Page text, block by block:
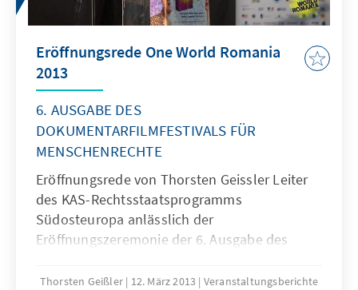
Eröffnungsrede One World Romania
2013
6. AUSGABE DES
DOKUMENTARFILMFESTIVALS FÜR
MENSCHENRECHTE
Eröffnungsrede von Thorsten Geissler Leiter
des KAS-Rechtsstaatsprogramms
Südosteuropa anlässlich der
Eröffnungszeremonie der 6. Ausgabe des
One World Romania 2013.
Thorsten Geißler 12. März 2013 Veranstaltungsberichte